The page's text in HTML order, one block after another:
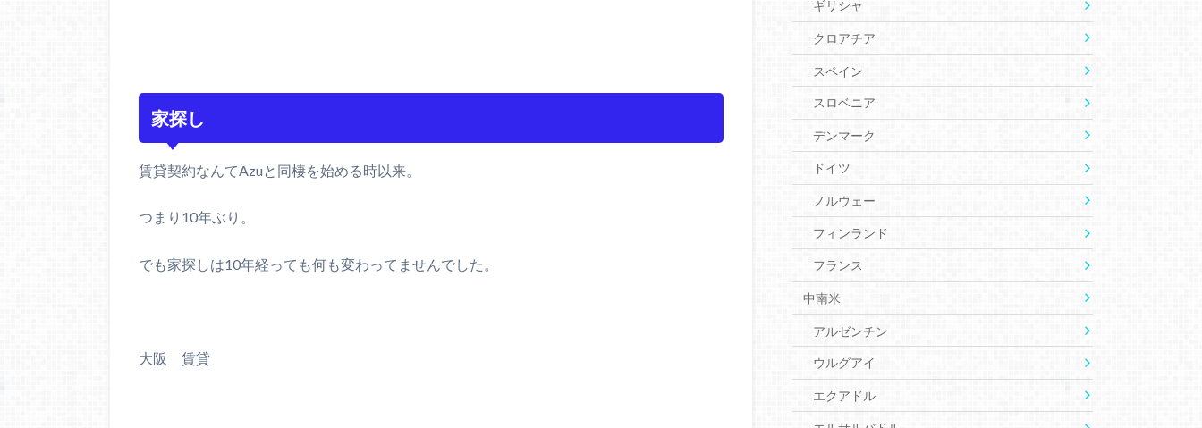
家探し
賃貸契約なんてAzuと同棲を始める時以来。
つまり10年ぶり。
でも家探しは10年経っても何も変わってませんでした。
大阪 賃貸
ギリシャ
クロアチア
スペイン
スロベニア
デンマーク
ドイツ
ノルウェー
フィンランド
フランス
中南米
アルゼンチン
ウルグアイ
エクアドル